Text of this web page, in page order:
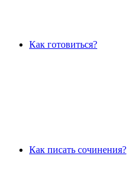
Как готовиться?
Как писать сочинения?